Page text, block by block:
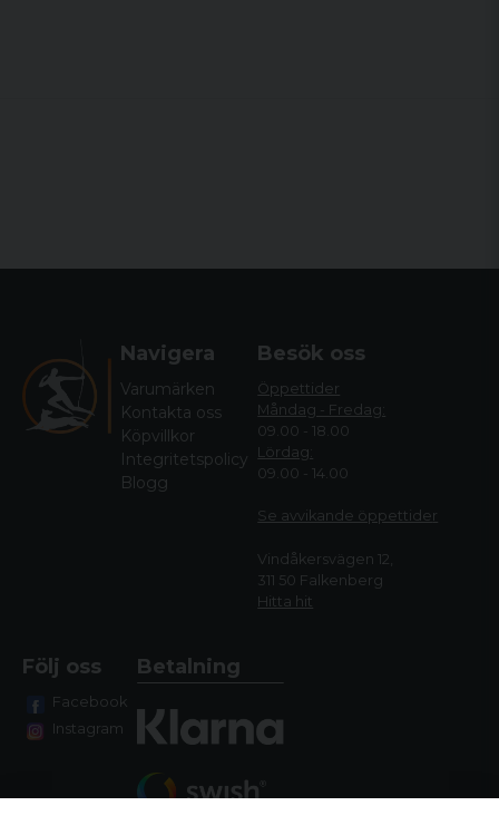
Navigera
Varumärken
Kontakta oss
Köpvillkor
Integritetspolicy
Blogg
Besök oss
Öppettider
Måndag - Fredag:
09.00 - 18.00
Lördag:
09.00 - 14.00
Se avvikande öppettider
Vindåkersvägen 12,
311 50 Falkenberg
Hitta hit
Följ oss
Facebook
Instagram
Betalning